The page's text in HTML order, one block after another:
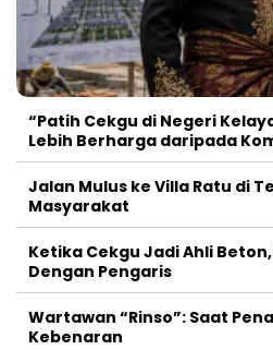
“Patih Cekgu di Negeri
Lebih Berharga daripada
Jalan Mulus ke Villa Ratu di
Masyarakat
Ketika Cekgu Jadi Ahli
Dengan Pengaris
Wartawan “Rinso”: Saat
Kebenaran